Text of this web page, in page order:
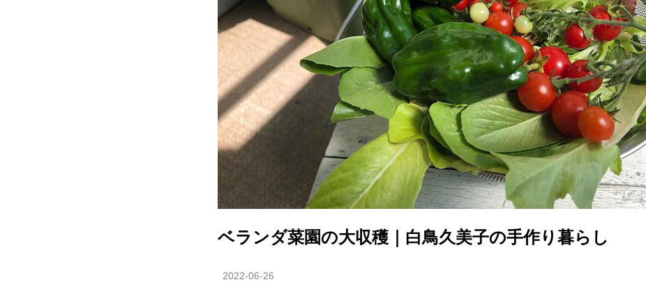
ベランダ菜園の大収穫｜白鳥久美子の手作り暮らし
2022-06-26